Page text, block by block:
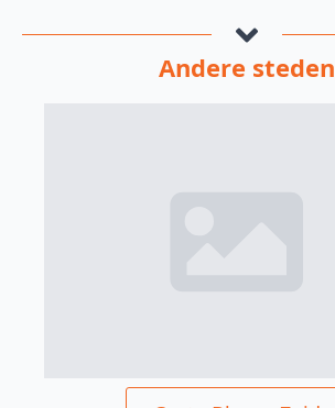
Andere steden